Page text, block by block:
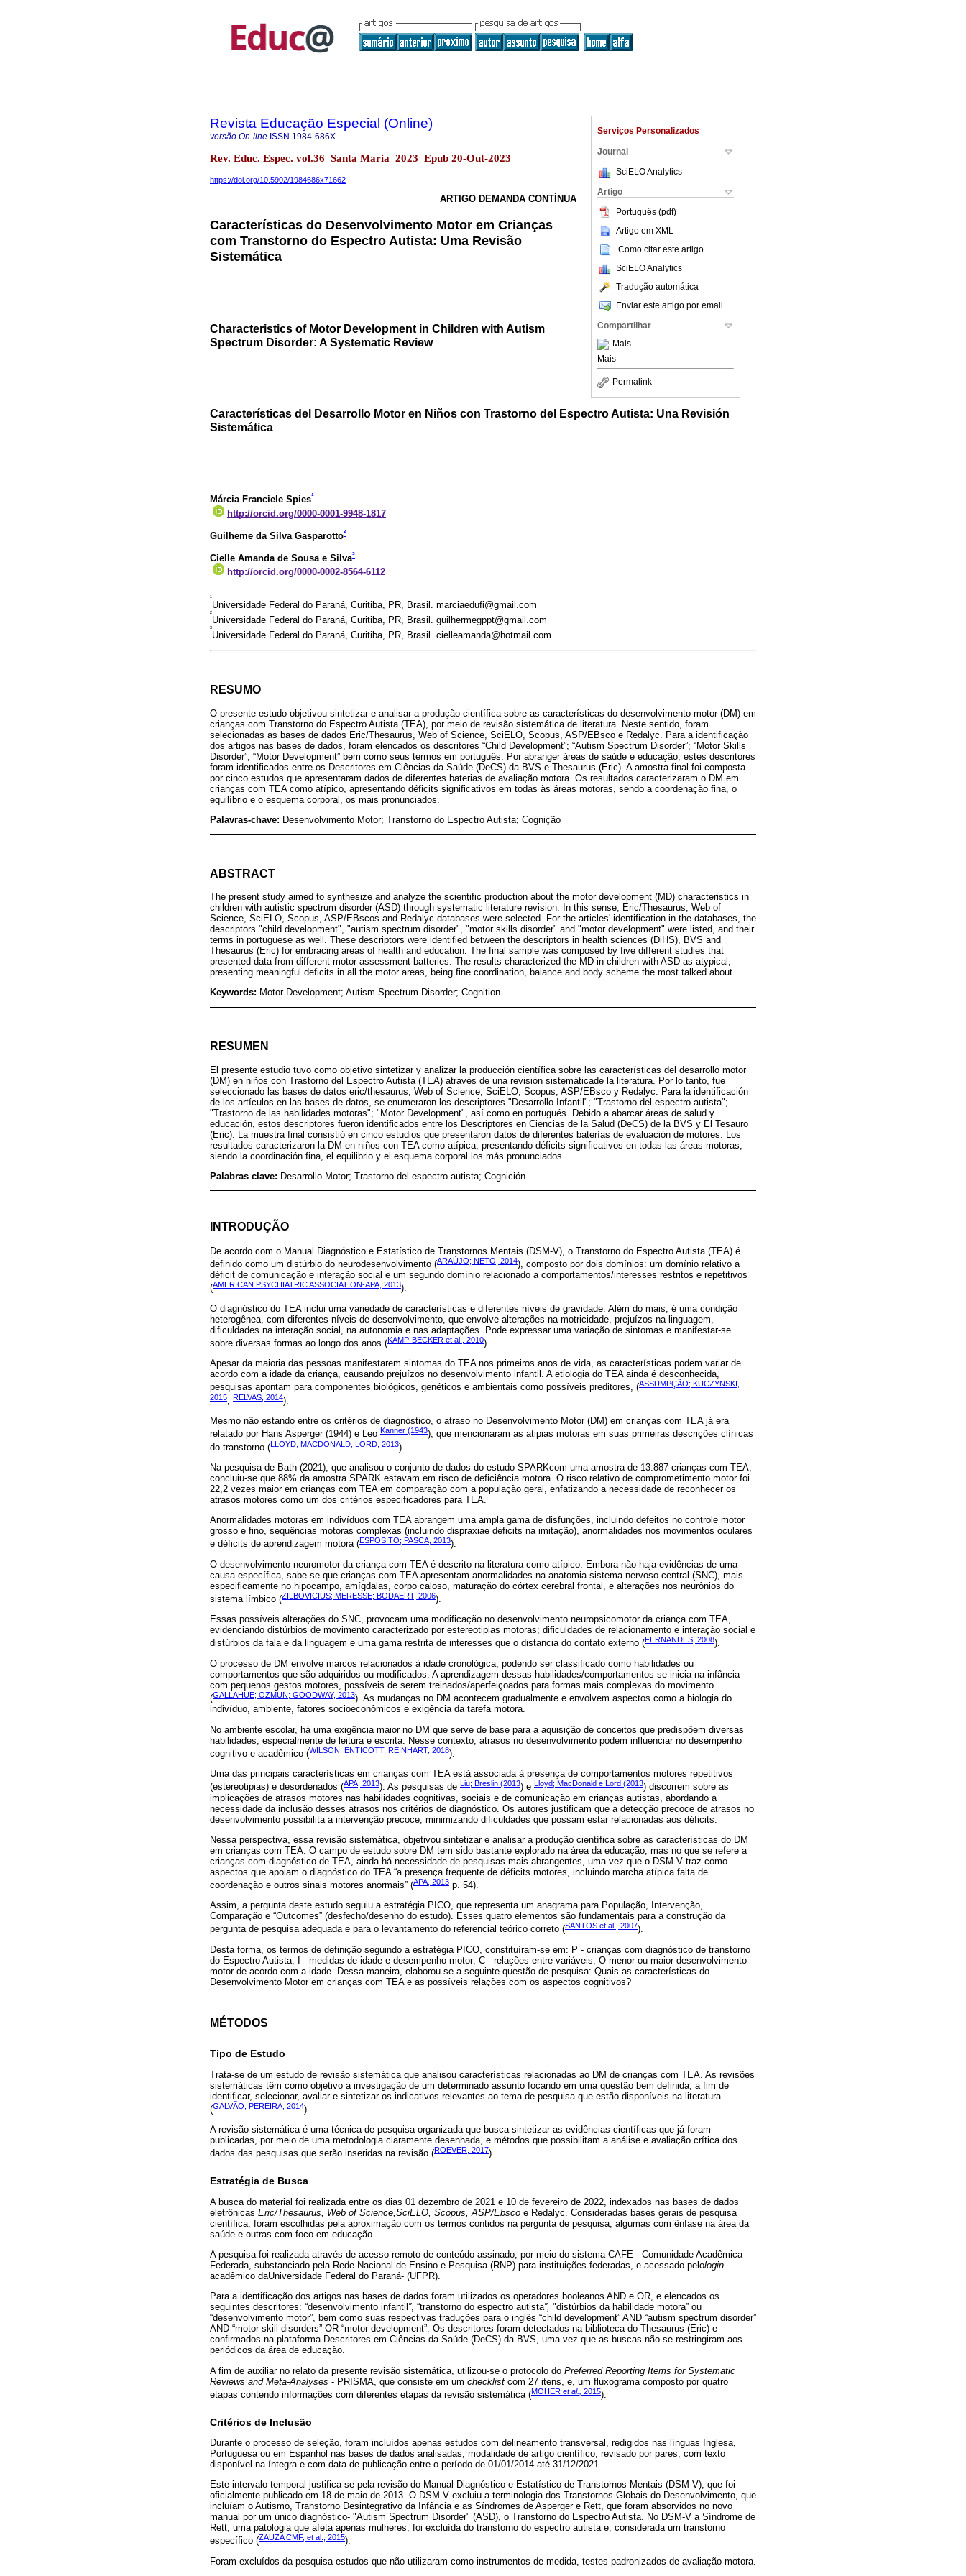
Serviços Personalizados
Journal
SciELO Analytics
Artigo
Português (pdf)
Artigo em XML
Como citar este artigo
SciELO Analytics
Tradução automática
Enviar este artigo por email
Compartilhar
Mais
Mais
Permalink
Revista Educação Especial (Online)
versão On-line ISSN 1984-686X
Rev. Educ. Espec. vol.36 Santa Maria 2023 Epub 20-Out-2023
https://doi.org/10.5902/1984686x71662
ARTIGO DEMANDA CONTÍNUA
Características do Desenvolvimento Motor em Crianças
com Transtorno do Espectro Autista: Uma Revisão
Sistemática
Characteristics of Motor Development in Children with Autism
Spectrum Disorder: A Systematic Review
Características del Desarrollo Motor en Niños con Trastorno del Espectro Autista: Una Revisión
Sistemática
Márcia Franciele Spies¹
http://orcid.org/0000-0001-9948-1817
Guilheme da Silva Gasparotto²
Cielle Amanda de Sousa e Silva³
http://orcid.org/0000-0002-8564-6112
¹
Universidade Federal do Paraná, Curitiba, PR, Brasil. marciaedufi@gmail.com
²
Universidade Federal do Paraná, Curitiba, PR, Brasil. guilhermegppt@gmail.com
³
Universidade Federal do Paraná, Curitiba, PR, Brasil. cielleamanda@hotmail.com
RESUMO
O presente estudo objetivou sintetizar e analisar a produção científica sobre as características do desenvolvimento motor (DM) em
crianças com Transtorno do Espectro Autista (TEA), por meio de revisão sistemática de literatura. Neste sentido, foram
selecionadas as bases de dados Eric/Thesaurus, Web of Science, SciELO, Scopus, ASP/EBsco e Redalyc. Para a identificação
dos artigos nas bases de dados, foram elencados os descritores “Child Development”; “Autism Spectrum Disorder”; “Motor Skills
Disorder”; “Motor Development” bem como seus termos em português. Por abranger áreas de saúde e educação, estes descritores
foram identificados entre os Descritores em Ciências da Saúde (DeCS) da BVS e Thesaurus (Eric). A amostra final foi composta
por cinco estudos que apresentaram dados de diferentes baterias de avaliação motora. Os resultados caracterizaram o DM em
crianças com TEA como atípico, apresentando déficits significativos em todas às áreas motoras, sendo a coordenação fina, o
equilíbrio e o esquema corporal, os mais pronunciados.
Palavras-chave: Desenvolvimento Motor; Transtorno do Espectro Autista; Cognição
ABSTRACT
The present study aimed to synthesize and analyze the scientific production about the motor development (MD) characteristics in
children with autistic spectrum disorder (ASD) through systematic literature revision. In this sense, Eric/Thesaurus, Web of
Science, SciELO, Scopus, ASP/EBscos and Redalyc databases were selected. For the articles' identification in the databases, the
descriptors "child development", "autism spectrum disorder", "motor skills disorder" and "motor development" were listed, and their
terms in portuguese as well. These descriptors were identified between the descriptors in health sciences (DiHS), BVS and
Thesaurus (Eric) for embracing areas of health and education. The final sample was composed by five different studies that
presented data from different motor assessment batteries. The results characterized the MD in children with ASD as atypical,
presenting meaningful deficits in all the motor areas, being fine coordination, balance and body scheme the most talked about.
Keywords: Motor Development; Autism Spectrum Disorder; Cognition
RESUMEN
El presente estudio tuvo como objetivo sintetizar y analizar la producción científica sobre las características del desarrollo motor
(DM) en niños con Trastorno del Espectro Autista (TEA) através de una revisión sistemáticade la literatura. Por lo tanto, fue
seleccionado las bases de datos eric/thesaurus, Web of Science, SciELO, Scopus, ASP/EBsco y Redalyc. Para la identificación
de los artículos en las bases de datos, se enumeraron los descriptores "Desarrollo Infantil"; "Trastorno del espectro autista";
"Trastorno de las habilidades motoras"; "Motor Development", así como en portugués. Debido a abarcar áreas de salud y
educación, estos descriptores fueron identificados entre los Descriptores en Ciencias de la Salud (DeCS) de la BVS y El Tesauro
(Eric). La muestra final consistió en cinco estudios que presentaron datos de diferentes baterías de evaluación de motores. Los
resultados caracterizaron la DM en niños con TEA como atípica, presentando déficits significativos en todas las áreas motoras,
siendo la coordinación fina, el equilibrio y el esquema corporal los más pronunciados.
Palabras clave: Desarrollo Motor; Trastorno del espectro autista; Cognición.
INTRODUÇÃO
De acordo com o Manual Diagnóstico e Estatístico de Transtornos Mentais (DSM-V), o Transtorno do Espectro Autista (TEA) é
definido como um distúrbio do neurodesenvolvimento (ARAÚJO; NETO, 2014), composto por dois domínios: um domínio relativo a
déficit de comunicação e interação social e um segundo domínio relacionado a comportamentos/interesses restritos e repetitivos
(AMERICAN PSYCHIATRIC ASSOCIATION-APA, 2013).
O diagnóstico do TEA inclui uma variedade de características e diferentes níveis de gravidade. Além do mais, é uma condição
heterogênea, com diferentes níveis de desenvolvimento, que envolve alterações na motricidade, prejuízos na linguagem,
dificuldades na interação social, na autonomia e nas adaptações. Pode expressar uma variação de sintomas e manifestar-se
sobre diversas formas ao longo dos anos (KAMP-BECKER et al., 2010).
Apesar da maioria das pessoas manifestarem sintomas do TEA nos primeiros anos de vida, as características podem variar de
acordo com a idade da criança, causando prejuízos no desenvolvimento infantil. A etiologia do TEA ainda é desconhecida,
pesquisas apontam para componentes biológicos, genéticos e ambientais como possíveis preditores, (ASSUMPÇÃO; KUCZYNSKI,
2015; RELVAS, 2014).
Mesmo não estando entre os critérios de diagnóstico, o atraso no Desenvolvimento Motor (DM) em crianças com TEA já era
relatado por Hans Asperger (1944) e Leo Kanner (1943), que mencionaram as atipias motoras em suas primeiras descrições clínicas
do transtorno (LLOYD; MACDONALD; LORD, 2013).
Na pesquisa de Bath (2021), que analisou o conjunto de dados do estudo SPARKcom uma amostra de 13.887 crianças com TEA,
concluiu-se que 88% da amostra SPARK estavam em risco de deficiência motora. O risco relativo de comprometimento motor foi
22,2 vezes maior em crianças com TEA em comparação com a população geral, enfatizando a necessidade de reconhecer os
atrasos motores como um dos critérios especificadores para TEA.
Anormalidades motoras em indivíduos com TEA abrangem uma ampla gama de disfunções, incluindo defeitos no controle motor
grosso e fino, sequências motoras complexas (incluindo dispraxiae déficits na imitação), anormalidades nos movimentos oculares
e déficits de aprendizagem motora (ESPOSITO; PASCA, 2013).
O desenvolvimento neuromotor da criança com TEA é descrito na literatura como atípico. Embora não haja evidências de uma
causa específica, sabe-se que crianças com TEA apresentam anormalidades na anatomia sistema nervoso central (SNC), mais
especificamente no hipocampo, amígdalas, corpo caloso, maturação do córtex cerebral frontal, e alterações nos neurônios do
sistema límbico (ZILBOVICIUS; MERESSE; BODAERT, 2006).
Essas possíveis alterações do SNC, provocam uma modificação no desenvolvimento neuropsicomotor da criança com TEA,
evidenciando distúrbios de movimento caracterizado por estereotipias motoras; dificuldades de relacionamento e interação social e
distúrbios da fala e da linguagem e uma gama restrita de interesses que o distancia do contato externo (FERNANDES, 2008).
O processo de DM envolve marcos relacionados à idade cronológica, podendo ser classificado como habilidades ou
comportamentos que são adquiridos ou modificados. A aprendizagem dessas habilidades/comportamentos se inicia na infância
com pequenos gestos motores, possíveis de serem treinados/aperfeiçoados para formas mais complexas do movimento
(GALLAHUE; OZMUN; GOODWAY, 2013). As mudanças no DM acontecem gradualmente e envolvem aspectos como a biologia do
indivíduo, ambiente, fatores socioeconômicos e exigência da tarefa motora.
No ambiente escolar, há uma exigência maior no DM que serve de base para a aquisição de conceitos que predispõem diversas
habilidades, especialmente de leitura e escrita. Nesse contexto, atrasos no desenvolvimento podem influenciar no desempenho
cognitivo e acadêmico (WILSON; ENTICOTT, REINHART, 2018).
Uma das principais características em crianças com TEA está associada à presença de comportamentos motores repetitivos
(estereotipias) e desordenados (APA, 2013). As pesquisas de Liu; Breslin (2013) e Lloyd; MacDonald e Lord (2013) discorrem sobre as
implicações de atrasos motores nas habilidades cognitivas, sociais e de comunicação em crianças autistas, abordando a
necessidade da inclusão desses atrasos nos critérios de diagnóstico. Os autores justificam que a detecção precoce de atrasos no
desenvolvimento possibilita a intervenção precoce, minimizando dificuldades que possam estar relacionadas aos déficits.
Nessa perspectiva, essa revisão sistemática, objetivou sintetizar e analisar a produção científica sobre as características do DM
em crianças com TEA. O campo de estudo sobre DM tem sido bastante explorado na área da educação, mas no que se refere a
crianças com diagnóstico de TEA, ainda há necessidade de pesquisas mais abrangentes, uma vez que o DSM-V traz como
aspectos que apoiam o diagnóstico do TEA “a presença frequente de déficits motores, incluindo marcha atípica falta de
coordenação e outros sinais motores anormais” (APA, 2013 p. 54).
Assim, a pergunta deste estudo seguiu a estratégia PICO, que representa um anagrama para População, Intervenção,
Comparação e “Outcomes” (desfecho/desenho do estudo). Esses quatro elementos são fundamentais para a construção da
pergunta de pesquisa adequada e para o levantamento do referencial teórico correto (SANTOS et al., 2007).
Desta forma, os termos de definição seguindo a estratégia PICO, constituíram-se em: P - crianças com diagnóstico de transtorno
do Espectro Autista; I - medidas de idade e desempenho motor; C - relações entre variáveis; O-menor ou maior desenvolvimento
motor de acordo com a idade. Dessa maneira, elaborou-se a seguinte questão de pesquisa: Quais as características do
Desenvolvimento Motor em crianças com TEA e as possíveis relações com os aspectos cognitivos?
MÉTODOS
Tipo de Estudo
Trata-se de um estudo de revisão sistemática que analisou características relacionadas ao DM de crianças com TEA. As revisões
sistemáticas têm como objetivo a investigação de um determinado assunto focando em uma questão bem definida, a fim de
identificar, selecionar, avaliar e sintetizar os indicativos relevantes ao tema de pesquisa que estão disponíveis na literatura
(GALVÃO; PEREIRA, 2014).
A revisão sistemática é uma técnica de pesquisa organizada que busca sintetizar as evidências científicas que já foram
publicadas, por meio de uma metodologia claramente desenhada, e métodos que possibilitam a análise e avaliação crítica dos
dados das pesquisas que serão inseridas na revisão (ROEVER, 2017).
Estratégia de Busca
A busca do material foi realizada entre os dias 01 dezembro de 2021 e 10 de fevereiro de 2022, indexados nas bases de dados
eletrônicas Eric/Thesaurus, Web of Science,SciELO, Scopus, ASP/Ebsco e Redalyc. Consideradas bases gerais de pesquisa
científica, foram escolhidas pela aproximação com os termos contidos na pergunta de pesquisa, algumas com ênfase na área da
saúde e outras com foco em educação.
A pesquisa foi realizada através de acesso remoto de conteúdo assinado, por meio do sistema CAFE - Comunidade Acadêmica
Federada, substanciado pela Rede Nacional de Ensino e Pesquisa (RNP) para instituições federadas, e acessado pelologin
acadêmico daUniversidade Federal do Paraná- (UFPR).
Para a identificação dos artigos nas bases de dados foram utilizados os operadores booleanos AND e OR, e elencados os
seguintes descritores: “desenvolvimento infantil ”, “transtorno do espectro autista”, "distúrbios da habilidade motora” ou
“desenvolvimento motor”, bem como suas respectivas traduções para o inglês “child development” AND “autism spectrum disorder”
AND “motor skill disorders” OR “motor development”. Os descritores foram detectados na biblioteca do Thesaurus (Eric) e
confirmados na plataforma Descritores em Ciências da Saúde (DeCS) da BVS, uma vez que as buscas não se restringiram aos
periódicos da área de educação.
A fim de auxiliar no relato da presente revisão sistemática, utilizou-se o protocolo do Preferred Reporting Items for Systematic
Reviews and Meta-Analyses - PRISMA, que consiste em um checklist com 27 itens, e, um fluxograma composto por quatro
etapas contendo informações com diferentes etapas da revisão sistemática (MOHER et al., 2015).
Critérios de Inclusão
Durante o processo de seleção, foram incluídos apenas estudos com delineamento transversal, redigidos nas línguas Inglesa,
Portuguesa ou em Espanhol nas bases de dados analisadas, modalidade de artigo científico, revisado por pares, com texto
disponível na íntegra e com data de publicação entre o período de 01/01/2014 até 31/12/2021.
Este intervalo temporal justifica-se pela revisão do Manual Diagnóstico e Estatístico de Transtornos Mentais (DSM-V), que foi
oficialmente publicado em 18 de maio de 2013. O DSM-V excluiu a terminologia dos Transtornos Globais do Desenvolvimento, que
incluíam o Autismo, Transtorno Desintegrativo da Infância e as Síndromes de Asperger e Rett, que foram absorvidos no novo
manual por um único diagnóstico- "Autism Spectrum Disorder" (ASD), o Transtorno do Espectro Autista. No DSM-V a Síndrome de
Rett, uma patologia que afeta apenas mulheres, foi excluída do transtorno do espectro autista e, considerada um transtorno
específico (ZAUZA CMF, et al., 2015).
Foram excluídos da pesquisa estudos que não utilizaram como instrumentos de medida, testes padronizados de avaliação motora.